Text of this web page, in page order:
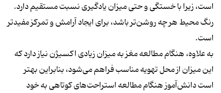
است، زیرا با خستگی و حتی میزان یادگیری نسبت مستقیم دارد.
رنگ محیط هر چه روشن‌تر باشد، برای ایجاد آرامش و تمرکز مفیدتر
است.
به علاوه، هنگام مطالعه مغز به میزان زیادی اکسیژن نیاز دارد که
این میزان از محل تهویه مناسب فراهم می‌شود، بنابراین بهتر
است دانش‌آموز هنگام مطالعه استراحت‌های کوتاهی به خود